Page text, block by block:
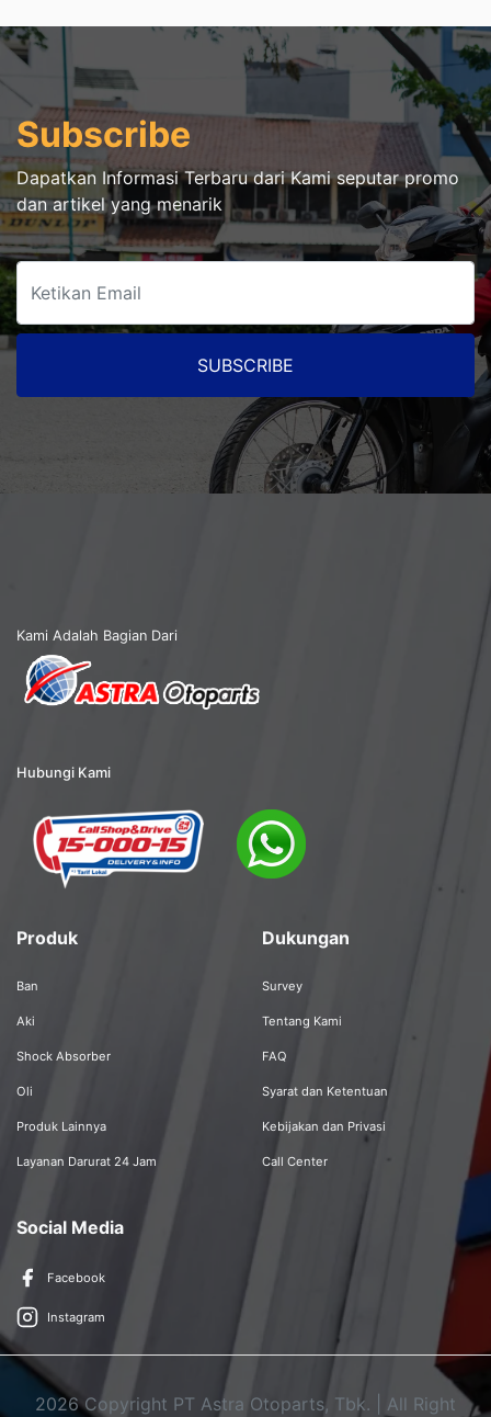
Subscribe
Dapatkan Informasi Terbaru dari Kami seputar promo
dan artikel yang menarik
SUBSCRIBE
Kami Adalah Bagian Dari
Hubungi Kami
Produk
Ban
Aki
Shock Absorber
Oli
Produk Lainnya
Layanan Darurat 24 Jam
Dukungan
Survey
Tentang Kami
FAQ
Syarat dan Ketentuan
Kebijakan dan Privasi
Call Center
Social Media
Facebook
Instagram
2026 Copyright PT Astra Otoparts, Tbk. | All Right